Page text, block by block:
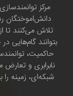
مرکز
دانش‌اموختگان
تلاش می‌کنند تا
بتوانند
حاکمیت،
نابرابری و
شبکه‌ای، زمینه